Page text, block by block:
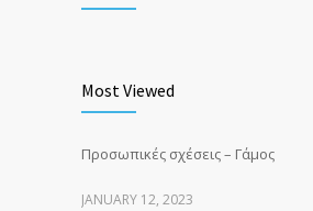
Most Viewed
Προσωπικές σχέσεις – Γάμος
JANUARY 12, 2023